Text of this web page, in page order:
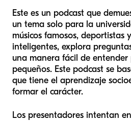
Este es un podcast que
un tema solo para la
músicos famosos, deportistas
inteligentes, explora
una manera fácil de entender
pequeños. Este podcast se
que tiene el aprendizaje
formar el carácter.
Los presentadores intentan